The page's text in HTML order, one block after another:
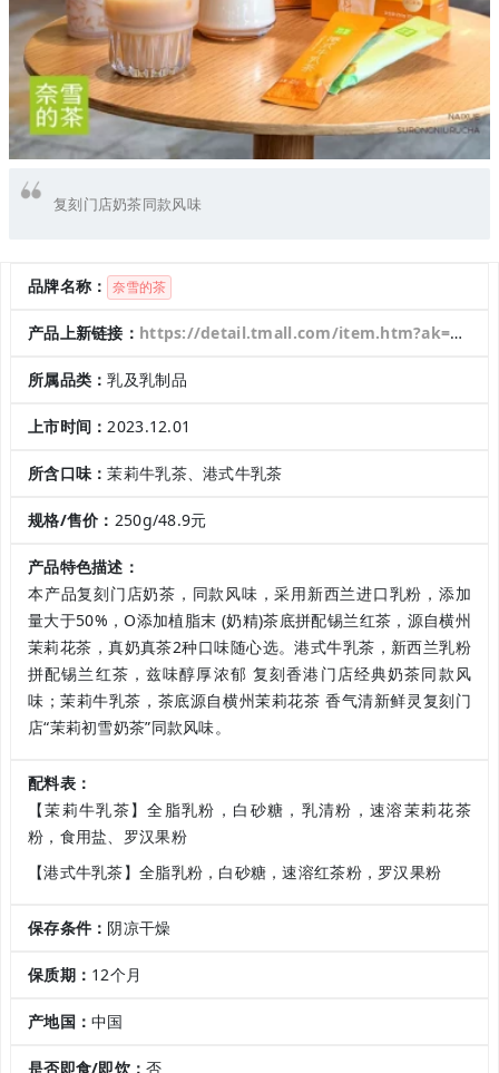
复刻门店奶茶同款风味
品牌名称： 奈雪的茶
产品上新链接： https://detail.tmall.com/item.htm?ak=26017758&ali_trackid=2:mm_26632943_457000242_108858100157,123:1704186518_057_1753075718&bxsign=tbkCvcBvnwbuTbzVcDth-6aIERtMu3utzqh1HBDxEolGqrsXE59_0OKTgkg5ZKNajJTjQRTvI7eSN2pFKqb-czz_rAq8TunXiLHAet1KY0VutNOMYt5oOnn18ETkeTmn-ojSYFhBj2HchNn-83fAxzLXA&id=745132706666&relationId=2909275711&unid=123&union_lens=lensId:TAPI@1704186517@0bbb051a_0cdb_18cc96e9998_6b50@01;recoveryid:057_985225175@1704186518583
所属品类：乳及乳制品
上市时间：2023.12.01
所含口味：茉莉牛乳茶、港式牛乳茶
规格/售价： 250g/48.9元
产品特色描述：
本产品复刻门店奶茶，同款风味，采用新西兰进口乳粉，添加
量大于50%，O添加植脂末 (奶精)茶底拼配锡兰红茶，源自横州
茉莉花茶，真奶真茶2种口味随心选。港式牛乳茶，新西兰乳粉
拼配锡兰红茶，兹味醇厚浓郁 复刻香港门店经典奶茶同款风
味；茉莉牛乳茶，茶底源自横州茉莉花茶 香气清新鲜灵复刻门
店“茉莉初雪奶茶”同款风味。
配料表：
【茉莉牛乳茶】全脂乳粉，白砂糖，乳清粉，速溶茉莉花茶
粉，食用盐、罗汉果粉
【港式牛乳茶】全脂乳粉，白砂糖，速溶红茶粉，罗汉果粉
保存条件： 阴凉干燥
保质期： 12个月
产地国：中国
是否即食/即饮：否